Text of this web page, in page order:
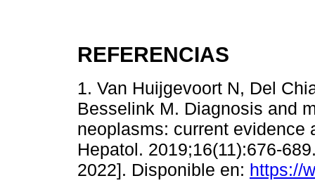
REFERENCIAS
1. Van Huijgevoort N, Del
Besselink M. Diagnosis and
neoplasms: current evidence
Hepatol. 2019;16(11):676-
2022]. Disponible en: https://